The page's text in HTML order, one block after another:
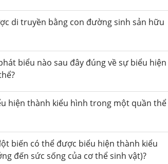
di truyền bằng con đường sinh sản hữu
biểu nào sau đây đúng về sự biểu hiện
hiện thành kiểu hình trong một quần thể
biến có thể được biểu hiện thành kiểu
đến sức sống của cơ thể sinh vật)?